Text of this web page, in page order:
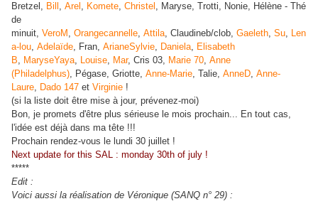
Bretzel, Bill , Arel , Komete, Christel , Maryse, Trotti, Nonie, Hélène - Thé
de
minuit, VeroM , Orangecannelle, Attila, Claudineb/clob, Gaeleth, Su, Len
a-lou, Adelaïde, Fran, ArianeSylvie, Daniela, Elisabeth
B, MaryseYaya, Louise, Mar, Cris 03, Marie 70, Anne
(Philadelphus), Pégase, Griotte, Anne-Marie, Talie, AnneD, Anne-
Laure, Dado 147 et Virginie !
(si la liste doit être mise à jour, prévenez-moi)
Bon, je promets d'être plus sérieuse le mois prochain... En tout cas,
l'idée est déjà dans ma tête !!!
Prochain rendez-vous le lundi 30 juillet !
Next update for this SAL : monday 30th of july !
*****
Edit :
Voici aussi la réalisation de Véronique (SANQ n° 29) :